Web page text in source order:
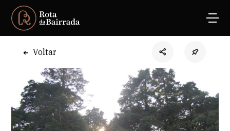
Voltar